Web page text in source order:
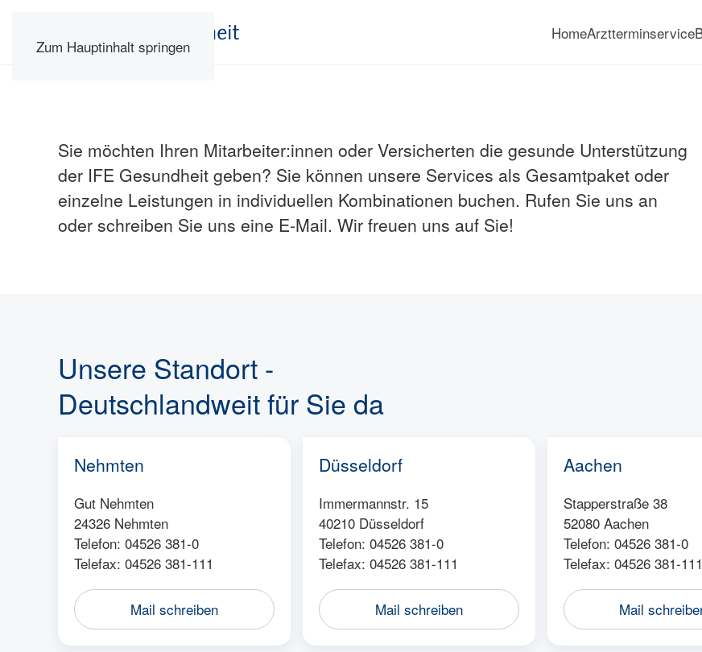
Zum Hauptinhalt springen
HomeArztterminservice
Immer die richtige
Sie möchten Ihren Mitarbeiter:innen oder Versicherten die gesunde Unterstützung
der IFE Gesundheit geben? Sie können unsere Services als Gesamtpaket oder
einzelne Leistungen in individuellen Kombinationen buchen. Rufen Sie uns an
oder schreiben Sie uns eine E-Mail. Wir freuen uns auf Sie!
Unsere Standort -
Deutschlandweit für Sie da
Nehmten
Gut Nehmten
24326 Nehmten
Telefon: 04526 381-0
Telefax: 04526 381-111
Mail schreiben
Düsseldorf
Immermannstr. 15
40210 Düsseldorf
Telefon: 04526 381-0
Telefax: 04526 381-111
Mail schreiben
Aachen
Stapperstraße 38
52080 Aachen
Telefon: 04526 381-0
Telefax: 04526 381-111
Mail